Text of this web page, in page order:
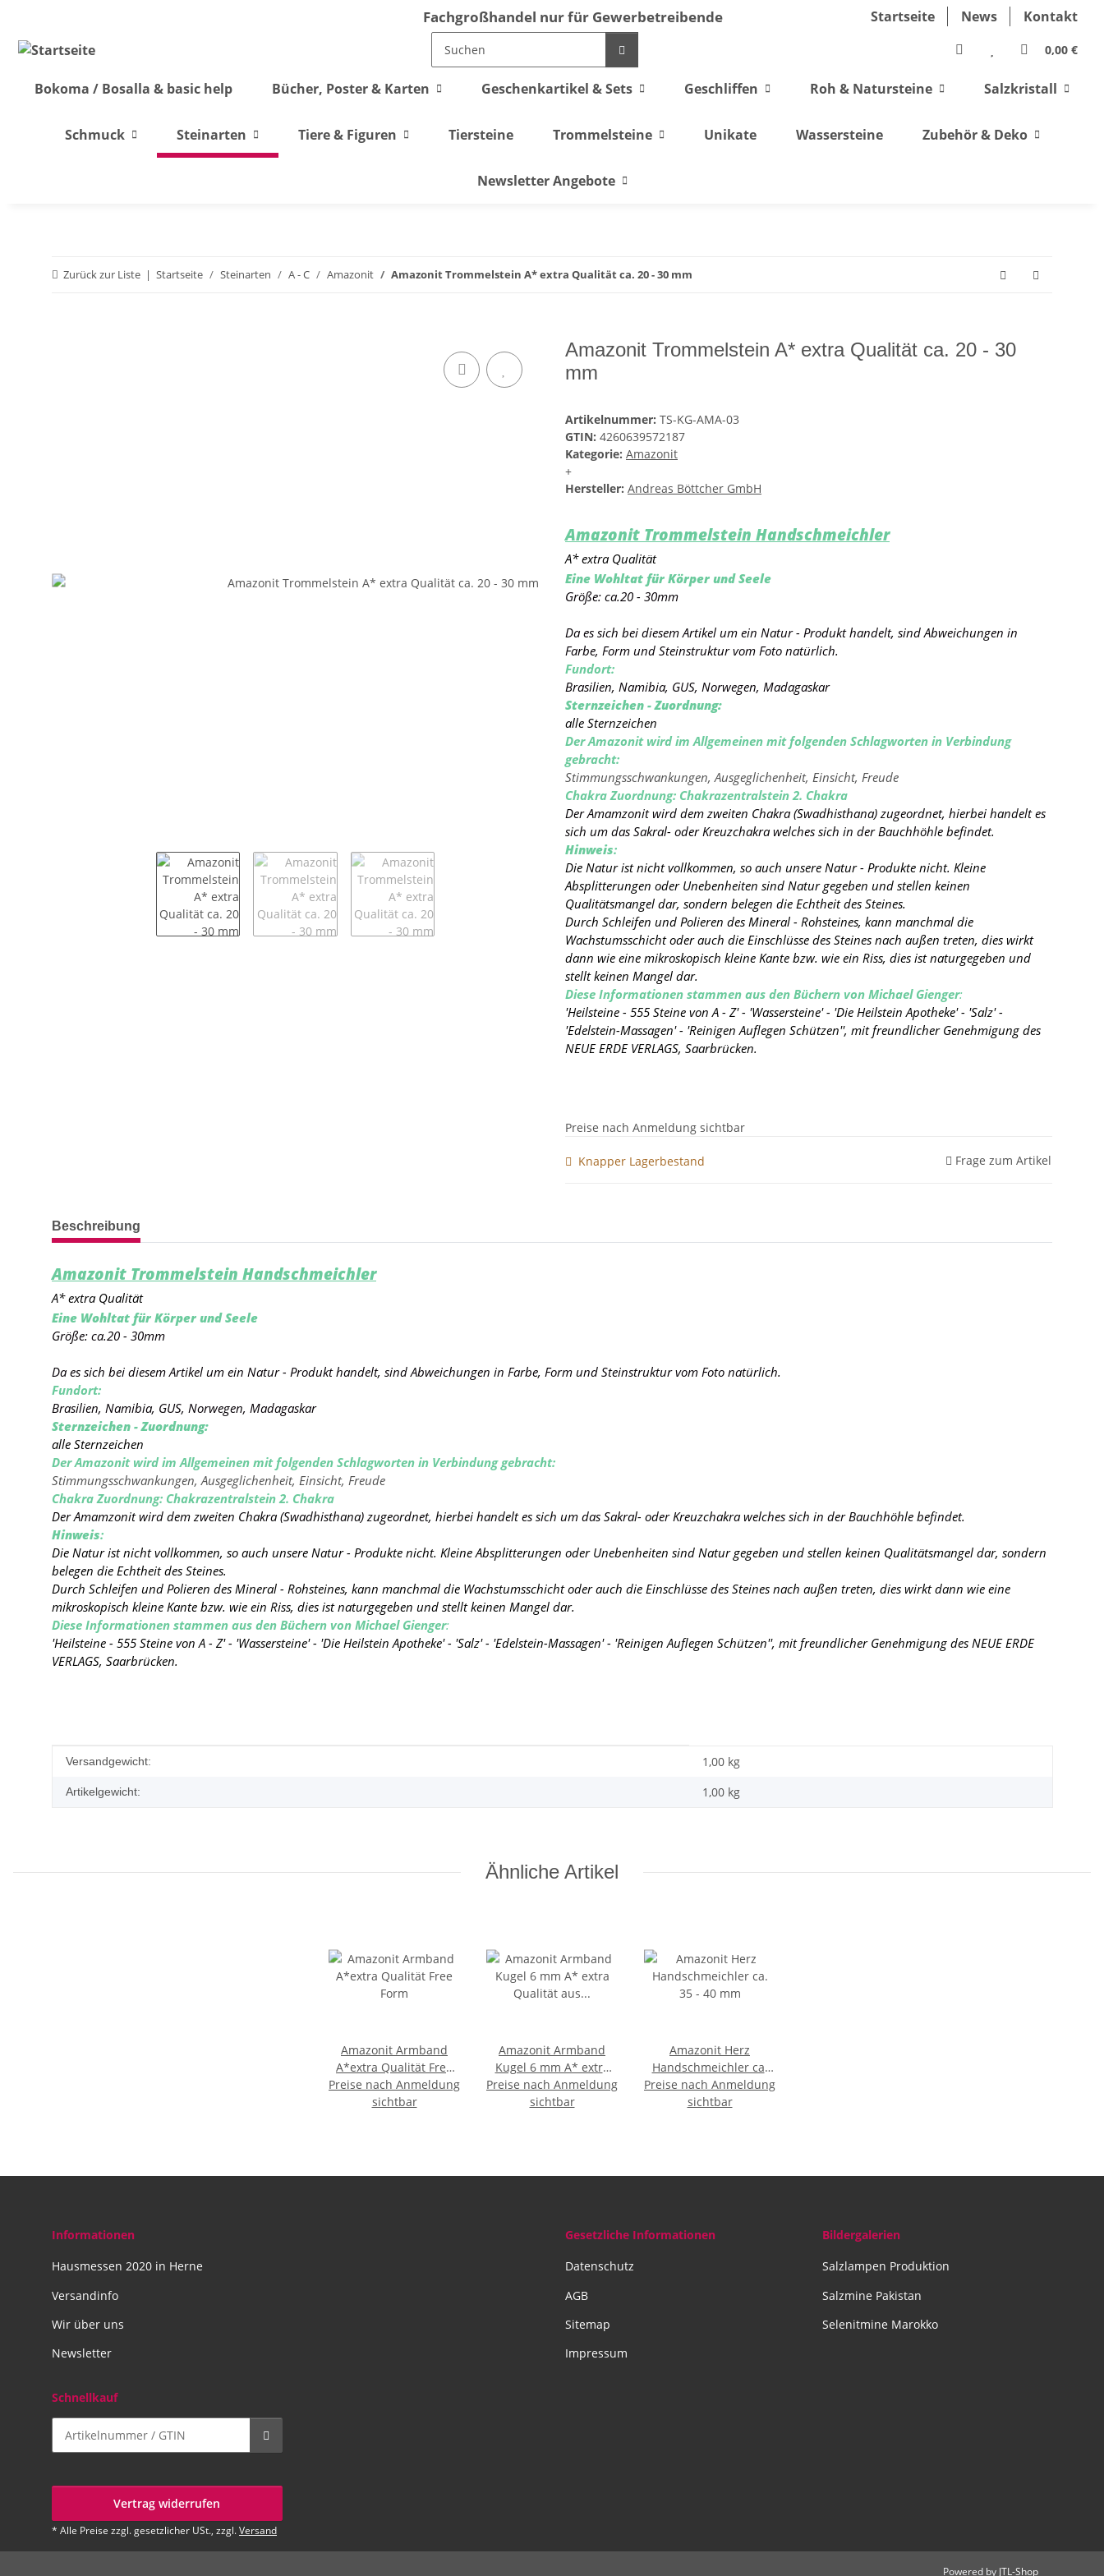
Fachgroßhandel nur für Gewerbetreibende Startseite News Kontakt
0,00 €
Bokoma / Bosalla & basic help Bücher, Poster & Karten Geschenkartikel & Sets Geschliffen Roh & Natursteine Salzkristall
Schmuck Steinarten Tiere & Figuren Tiersteine Trommelsteine Unikate Wassersteine Zubehör & Deko
Newsletter Angebote
Zurück zur Liste Startseite Steinarten A - C Amazonit Amazonit Trommelstein A* extra Qualität ca. 20 - 30 mm
Amazonit Trommelstein A* extra Qualität ca. 20 - 30
mm
Artikelnummer: TS-KG-AMA-03
GTIN: 4260639572187
Kategorie: Amazonit
+
Hersteller: Andreas Böttcher GmbH
Amazonit Trommelstein Handschmeichler
A* extra Qualität
Eine Wohltat für Körper und Seele
Größe: ca.20 - 30mm
Da es sich bei diesem Artikel um ein Natur - Produkt handelt, sind Abweichungen in
Farbe, Form und Steinstruktur vom Foto natürlich.
Fundort:
Brasilien, Namibia, GUS, Norwegen, Madagaskar
Sternzeichen - Zuordnung:
alle Sternzeichen
Der Amazonit wird im Allgemeinen mit folgenden Schlagworten in Verbindung
gebracht:
Stimmungsschwankungen, Ausgeglichenheit, Einsicht, Freude
Chakra Zuordnung: Chakrazentralstein 2. Chakra
Der Amamzonit wird dem zweiten Chakra (Swadhisthana) zugeordnet, hierbei handelt es
sich um das Sakral- oder Kreuzchakra welches sich in der Bauchhöhle befindet.
Hinweis:
Die Natur ist nicht vollkommen, so auch unsere Natur - Produkte nicht. Kleine
Absplitterungen oder Unebenheiten sind Natur gegeben und stellen keinen
Qualitätsmangel dar, sondern belegen die Echtheit des Steines.
Durch Schleifen und Polieren des Mineral - Rohsteines, kann manchmal die
Wachstumsschicht oder auch die Einschlüsse des Steines nach außen treten, dies wirkt
dann wie eine mikroskopisch kleine Kante bzw. wie ein Riss, dies ist naturgegeben und
stellt keinen Mangel dar.
Diese Informationen stammen aus den Büchern von Michael Gienger:
'Heilsteine - 555 Steine von A - Z' - 'Wassersteine' - 'Die Heilstein Apotheke' - 'Salz' -
'Edelstein-Massagen' - 'Reinigen Auflegen Schützen'', mit freundlicher Genehmigung des
NEUE ERDE VERLAGS, Saarbrücken.
Preise nach Anmeldung sichtbar
Knapper Lagerbestand Frage zum Artikel
weitere Registerkarten anzeigen
Beschreibung
Amazonit Trommelstein Handschmeichler
A* extra Qualität
Eine Wohltat für Körper und Seele
Größe: ca.20 - 30mm
Da es sich bei diesem Artikel um ein Natur - Produkt handelt, sind Abweichungen in Farbe, Form und Steinstruktur vom Foto natürlich.
Fundort:
Brasilien, Namibia, GUS, Norwegen, Madagaskar
Sternzeichen - Zuordnung:
alle Sternzeichen
Der Amazonit wird im Allgemeinen mit folgenden Schlagworten in Verbindung gebracht:
Stimmungsschwankungen, Ausgeglichenheit, Einsicht, Freude
Chakra Zuordnung: Chakrazentralstein 2. Chakra
Der Amamzonit wird dem zweiten Chakra (Swadhisthana) zugeordnet, hierbei handelt es sich um das Sakral- oder Kreuzchakra welches sich in der Bauchhöhle befindet.
Hinweis:
Die Natur ist nicht vollkommen, so auch unsere Natur - Produkte nicht. Kleine Absplitterungen oder Unebenheiten sind Natur gegeben und stellen keinen Qualitätsmangel dar, sondern
belegen die Echtheit des Steines.
Durch Schleifen und Polieren des Mineral - Rohsteines, kann manchmal die Wachstumsschicht oder auch die Einschlüsse des Steines nach außen treten, dies wirkt dann wie eine
mikroskopisch kleine Kante bzw. wie ein Riss, dies ist naturgegeben und stellt keinen Mangel dar.
Diese Informationen stammen aus den Büchern von Michael Gienger:
'Heilsteine - 555 Steine von A - Z' - 'Wassersteine' - 'Die Heilstein Apotheke' - 'Salz' - 'Edelstein-Massagen' - 'Reinigen Auflegen Schützen'', mit freundlicher Genehmigung des NEUE ERDE
VERLAGS, Saarbrücken.
Produkteigenschaft
Wert
Versandgewicht: 1,00 kg
Artikelgewicht: 1,00 kg
Ähnliche Artikel
Amazonit Armband
A*extra Qualität Free
Form
Preise nach Anmeldung
sichtbar
Amazonit Armband
Kugel 6 mm A* extra
Qualität aus
Madagaskar
Preise nach Anmeldung
sichtbar
Amazonit Herz
Handschmeichler ca.
35 - 40 mm
Preise nach Anmeldung
sichtbar
Informationen
Hausmessen 2020 in Herne
Versandinfo
Wir über uns
Newsletter
Gesetzliche Informationen
Datenschutz
AGB
Sitemap
Impressum
Bildergalerien
Salzlampen Produktion
Salzmine Pakistan
Selenitmine Marokko
Schnellkauf
Vertrag widerrufen
* Alle Preise zzgl. gesetzlicher USt., zzgl.Versand
Powered by JTL-Shop